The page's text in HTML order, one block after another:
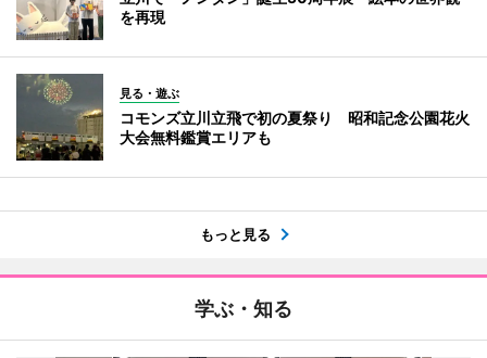
を再現
見る・遊ぶ
コモンズ立川立飛で初の夏祭り 昭和記念公園花火
大会無料鑑賞エリアも
もっと見る
学ぶ・知る